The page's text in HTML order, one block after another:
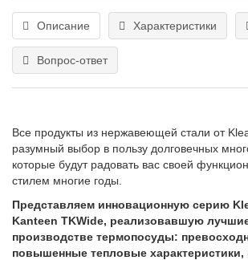
Описание Характеристики
Вопрос-ответ
Все продукты из нержавеющей стали от
разумный выбор в пользу долговечных
которые будут радовать вас своей
стилем многие годы.
Представляем инновационную серию
Kanteen TKWide, реализовавшую
производстве термопосуды:
повышенные тепловые характеристики,